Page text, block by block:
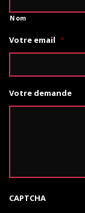
Nom
Votre email *
Votre demande
CAPTCHA